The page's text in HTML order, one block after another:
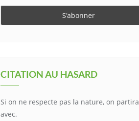
CITATION AU HASARD
Si on ne respecte pas la nature, on partira
avec.